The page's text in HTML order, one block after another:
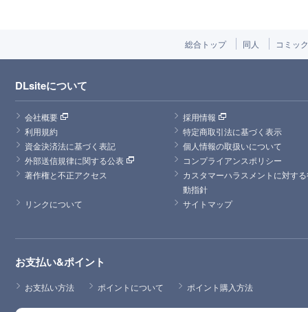
総合トップ 同人 コミッ
DLsiteについて
会社概要
採用情報
利用規約
特定商取引法に基づく表示
資金決済法に基づく表記
個人情報の取扱いについて
外部送信規律に関する公表
コンプライアンスポリシー
著作権と不正アクセス
カスタマーハラスメントに対す
動指針
リンクについて
サイトマップ
お支払い&ポイント
お支払い方法 ポイントについて ポイント購入方法